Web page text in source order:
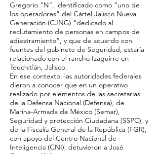
Gregorio “N”, identificado como “uno de
los operadores” del Cártel Jalisco Nueva
Generación (CJNG) “dedicado al
reclutamiento de personas en campos de
adiestramiento”, y que de acuerdo con
fuentes del gabinete de Seguridad, estaría
relacionado con el rancho Izaguirre en
Teuchitlán, Jalisco.
En ese contexto, las autoridades federales
dieron a conocer que en un operativo
realizado por elementos de las secretarías
de la Defensa Nacional (Defensa), de
Marina-Armada de México (Semar),
Seguridad y protección Ciudadana (SSPC), y
de la Fiscalía General de la República (FGR),
con apoyo del Centro Nacional de
Inteligencia (CNI), detuvieron a José